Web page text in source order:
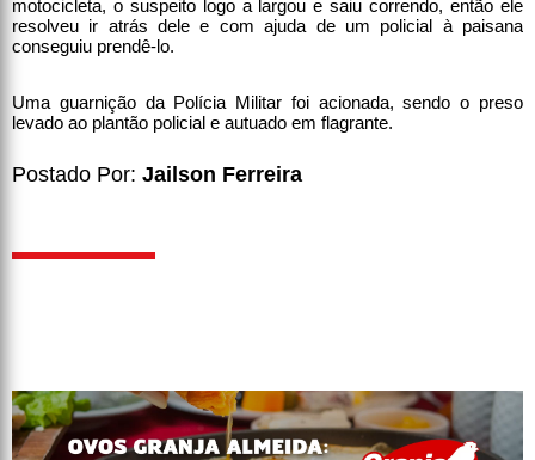
motocicleta, o suspeito logo a largou e saiu correndo, então ele
resolveu ir atrás dele e com ajuda de um policial à paisana
conseguiu prendê-lo.
Uma guarnição da Polícia Militar foi acionada, sendo o preso
levado ao plantão policial e autuado em flagrante.
Postado Por: Jailson Ferreira